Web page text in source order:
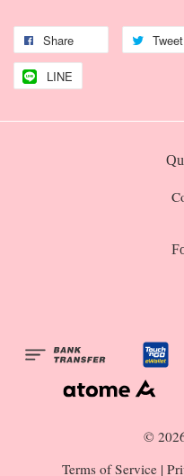
Share Tweet
LINE
©
Terms of Service |